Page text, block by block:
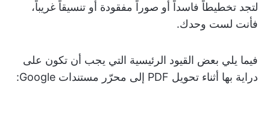
لتجد تخطيطاً فاسداً أو صوراً مفقودة أو تنسيقاً غريباً،
فأنت لست وحدك.
فيما يلي بعض القيود الرئيسية التي يجب أن تكون على
دراية بها أثناء تحويل PDF إلى محرّر مستندات Google: